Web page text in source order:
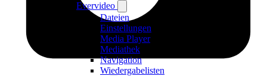
Evervideo
Dateien
Einstellungen
Media Player
Mediathek
Navigation
Wiedergabelisten